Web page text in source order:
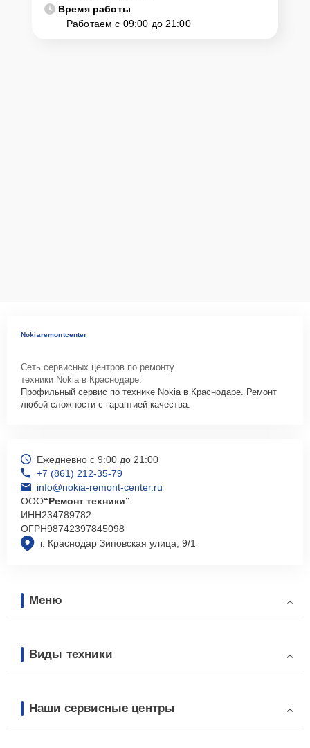
Время работы
Работаем с 09:00 до 21:00
Nokiaremontcenter
Сеть сервисных центров по ремонту
техники Nokia в Краснодаре.
Профильный сервис по технике Nokia в Краснодаре. Ремонт
любой сложности с гарантией качества.
г. Краснодар Зиповская улица, 9/1
Ежедневно с 9:00 до 21:00
+7 (861) 212-35-79
info@nokia-remont-center.ru
ООО“Ремонт техники”
ИНН234789782
ОГРН98742397845098
Меню
Виды техники
Наши сервисные центры